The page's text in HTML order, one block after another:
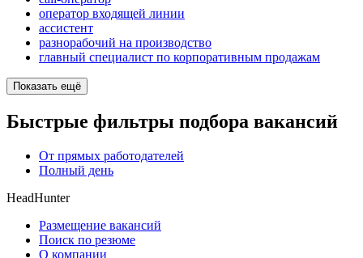
оператор входящей линии
ассистент
разнорабочий на производство
главный специалист по корпоративным продажам
Показать ещё
Быстрые фильтры подбора вакансий
От прямых работодателей
Полный день
HeadHunter
Размещение вакансий
Поиск по резюме
О компании